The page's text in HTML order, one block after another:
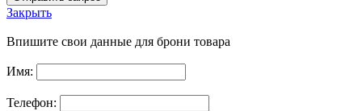
Закрыть
Впишите свои данные для брони товара
Имя:
Телефон: